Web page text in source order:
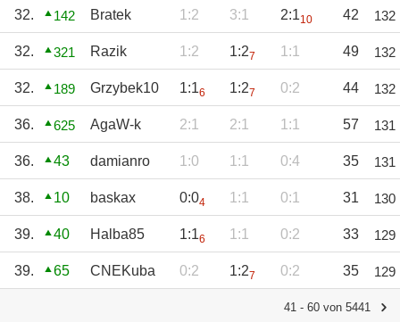
32. 142 Bratek 1:2 3:1 2:110 42 132
32. 321 Razik 1:2 1:27 1:1 49 132
32. 189 Grzybek10 1:16 1:27 0:2 44 132
36. 625 AgaW-k 2:1 2:1 1:1 57 131
36. 43 damianro 1:0 1:1 0:4 35 131
38. 10 baskax 0:04 1:1 0:1 31 130
39. 40 Halba85 1:16 1:1 0:2 33 129
39. 65 CNEKuba 0:2 1:27 0:2 35 129
41 - 60 von 5441